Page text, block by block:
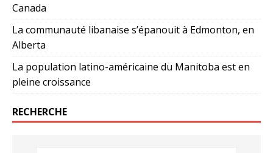
Canada
La communauté libanaise s’épanouit à Edmonton, en
Alberta
La population latino-américaine du Manitoba est en
pleine croissance
RECHERCHE